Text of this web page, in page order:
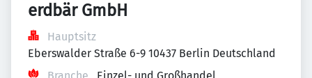
erdbär GmbH
Hauptsitz
Eberswalder Straße 6-9 10437 Berlin Deutschland